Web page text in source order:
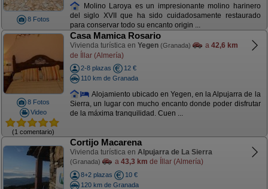
8 Fotos
Molino Laroya es un impresionante molino harinero
del siglo XVII que ha sido cuidadosamente restaurado
para conservar todo su encanto origin ...
8 Fotos
Video
(1 comentario)
Casa Mamica Rosario
Vivienda turística en Yegen (Granada) a 42,6 km
de Íllar (Almería)
2-8 plazas
12 €
110 km de Granada
Alojamiento ubicado en Yegen, en la Alpujarra de la
Sierra, un lugar con mucho encanto donde poder disfrutar
de la máxima tranquilidad. Cuen ...
Cortijo Macarena
Vivienda turística en Alpujarra de La Sierra
(Granada) a 43,3 km de Íllar (Almería)
8+2 plazas
10 €
120 km de Granada